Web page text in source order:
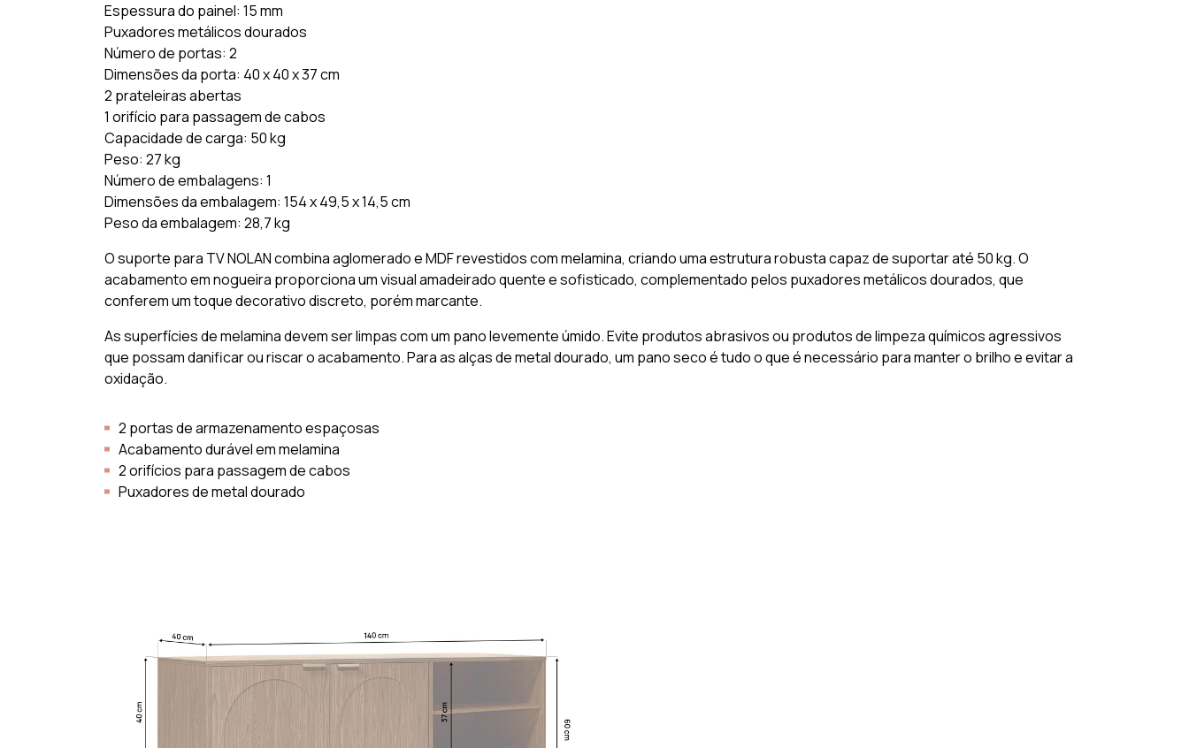
Espessura do painel: 15 mm
Puxadores metálicos dourados
Número de portas: 2
Dimensões da porta: 40 x 40 x 37 cm
2 prateleiras abertas
1 orifício para passagem de cabos
Capacidade de carga: 50 kg
Peso: 27 kg
Número de embalagens: 1
Dimensões da embalagem: 154 x 49,5 x 14,5 cm
Peso da embalagem: 28,7 kg
O suporte para TV NOLAN combina aglomerado e MDF revestidos com melamina, criando uma estrutura robusta capaz de suportar até 50 kg. O
acabamento em nogueira proporciona um visual amadeirado quente e sofisticado, complementado pelos puxadores metálicos dourados, que
conferem um toque decorativo discreto, porém marcante.
As superfícies de melamina devem ser limpas com um pano levemente úmido. Evite produtos abrasivos ou produtos de limpeza químicos agressivos
que possam danificar ou riscar o acabamento. Para as alças de metal dourado, um pano seco é tudo o que é necessário para manter o brilho e evitar a
oxidação.
2 portas de armazenamento espaçosas
Acabamento durável em melamina
2 orifícios para passagem de cabos
Puxadores de metal dourado